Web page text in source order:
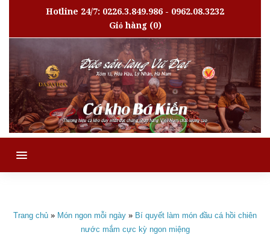
Hotline 24/7: 0226.3.849.986 - 0962.08.3232
Giỏ hàng(0)
MENU
Trang chủ » Món ngon mỗi ngày » Bí quyết làm món đầu cá hồi chiên
nước mắm cực kỳ ngon miệng